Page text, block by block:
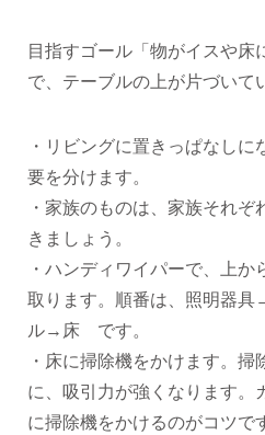
目指すゴール「物がイスや床
で、テーブルの上が片づいて
・リビングに置きっぱなし
要を分けます。
・家族のものは、家族それ
きましょう。
・ハンディワイパーで、上か
取ります。順番は、照明器
ル→床 です。
・床に掃除機をかけます。掃
に、吸引力が強くなります。
に掃除機をかけるのがコツで